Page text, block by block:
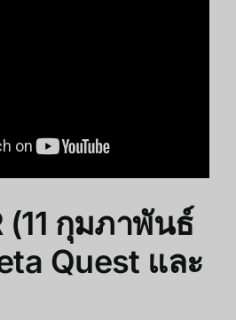
(11 กุมภาพันธ์
Quest และ